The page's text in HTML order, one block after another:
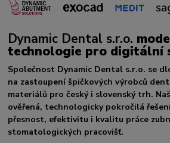
Dynamic Dental s.r.o.
technologie pro digitální
Společnost Dynamic Dental s.r.o. se
na zastoupení špičkových výrobců
materiálů pro český i slovenský trh.
ověřená, technologicky pokročilá
přesnost, efektivitu i kvalitu práce
stomatologických pracovišť.